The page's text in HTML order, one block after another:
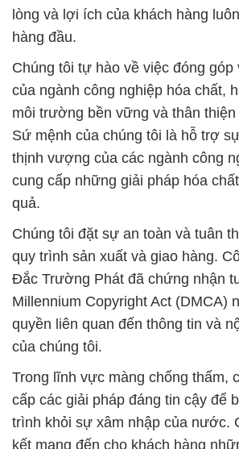
quả.
Chúng tôi đặt sự an toàn và tuân
quy trình sản xuất và giao hàng.
Đắc Trường Phát đã chứng nhận
Millennium Copyright Act (DMCA)
quyền liên quan đến thông tin và
của chúng tôi.
Trong lĩnh vực màng chống thấm,
cấp các giải pháp đáng tin cậy để
trình khỏi sự xâm nhập của nước.
kết mang đến cho khách hàng
chất với chất lượng vượt trội, tận
chuyên sâu và kinh nghiệm lâu
Chúng tôi không chỉ là nhà cung
tác đáng tin cậy, đồng hành cùng
vững của khách hàng. Sự cam kết
đến từ việc tuân thủ các tiêu
nghiêm ngặt, sử dụng công nghệ
xuất tiên tiến nhất.